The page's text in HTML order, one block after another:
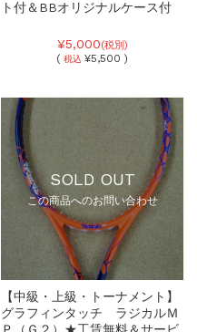
ト付＆BBオリジナルケース付
¥5,000(税別)
(税込 ¥5,500 )
SOLD OUT
この商品へのお問い合わせ
【中級・上級・トーナメント】
グラフィンタッチ ラジカルＭ